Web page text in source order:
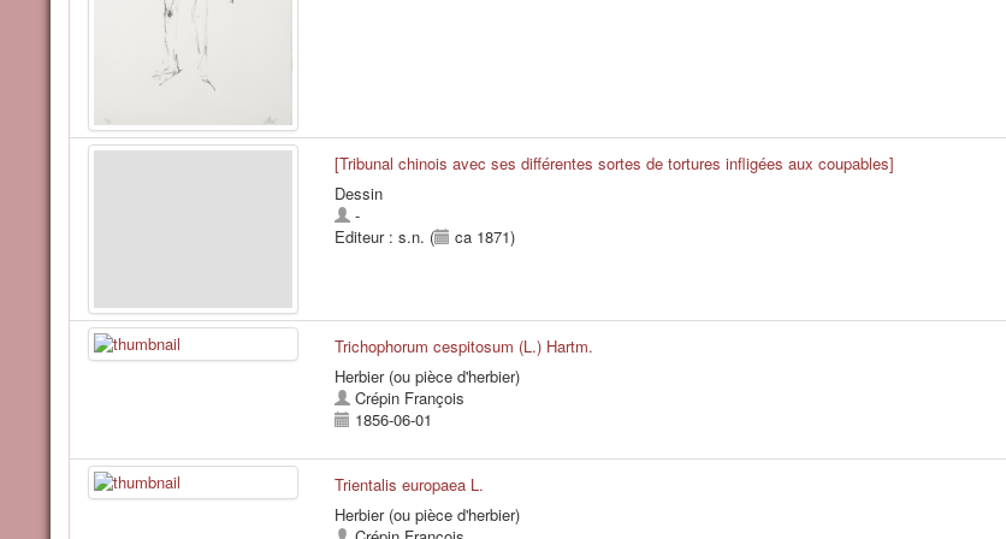
[Tribunal chinois avec ses différentes sortes de tortures infligées aux coupables]
Dessin
-
Editeur : s.n. (
ca 1871)
Trichophorum cespitosum (L.) Hartm.
Herbier (ou pièce d'herbier)
Crépin François
1856-06-01
Trientalis europaea L.
Herbier (ou pièce d'herbier)